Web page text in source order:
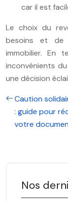
car il est
Le choix du
besoins et de
immobilier. En
inconvénients
une décision
Caution
: guide pour
votre
Nos